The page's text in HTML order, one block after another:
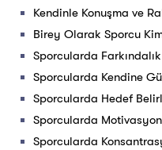
Kendinle Konuşma ve
Birey Olarak Sporcu
Sporcularda Farkındalık
Sporcularda Kendine
Sporcularda Hedef
Sporcularda
Sporcularda